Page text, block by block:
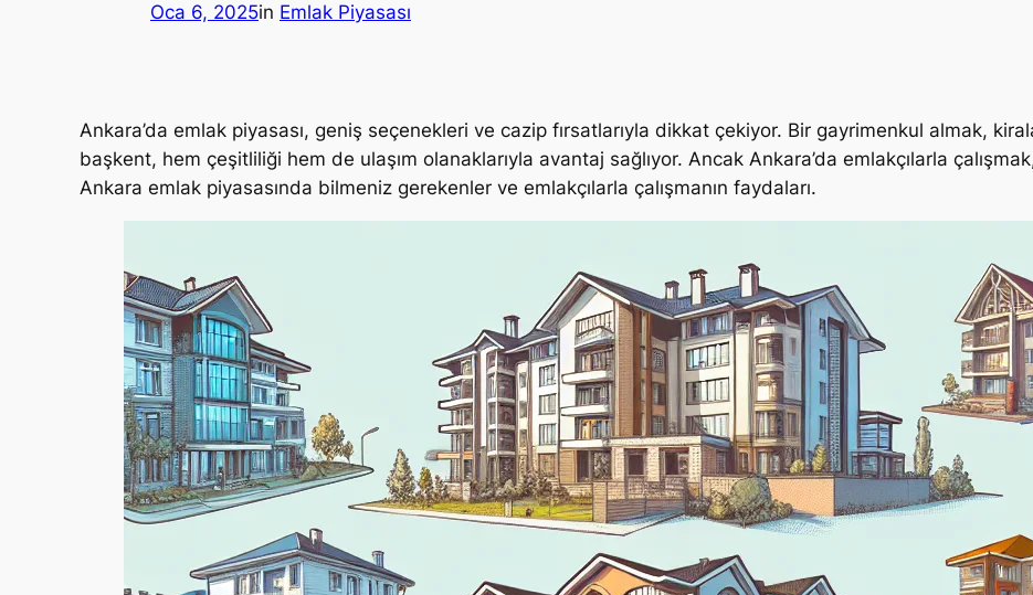
Oca 6, 2025in Emlak Piyasası
Ankara’da emlak piyasası, geniş seçenekleri ve cazip fırsatlarıyla dikkat çekiyor. Bir gayrimenkul almak,
başkent, hem çeşitliliği hem de ulaşım olanaklarıyla avantaj sağlıyor. Ancak Ankara’da emlakçılarla
Ankara emlak piyasasında bilmeniz gerekenler ve emlakçılarla çalışmanın faydaları.